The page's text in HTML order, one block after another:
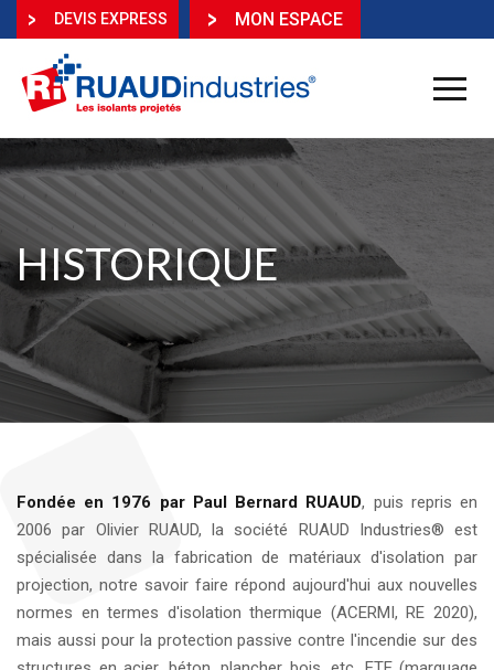
DEVIS EXPRESS MON ESPACE
HISTORIQUE
Fondée en 1976 par Paul Bernard RUAUD, puis repris en
2006 par Olivier RUAUD, la société RUAUD Industries® est
spécialisée dans la fabrication de matériaux d'isolation par
projection, notre savoir faire répond aujourd'hui aux nouvelles
normes en termes d'isolation thermique (ACERMI, RE 2020),
mais aussi pour la protection passive contre l'incendie sur des